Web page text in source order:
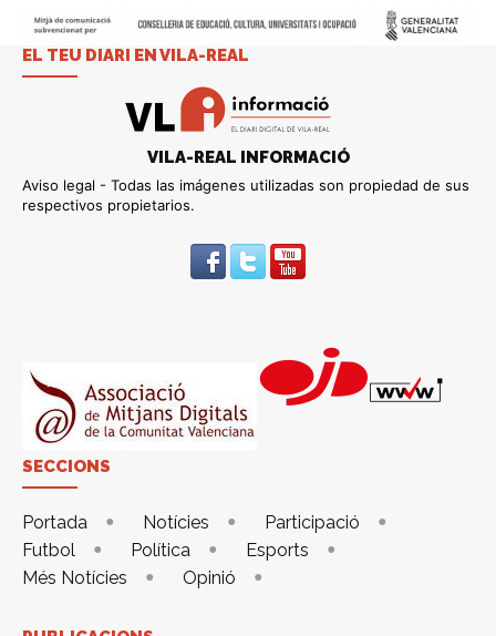
EL TEU DIARI EN VILA-REAL
VILA-REAL INFORMACIÓ
Aviso legal - Todas las imágenes utilizadas son propiedad de sus
respectivos propietarios.
SECCIONS
Portada Notícies
Participació
Futbol
Política
Esports
Més Notícies
Opinió